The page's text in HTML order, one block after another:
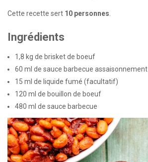
Cette recette sert 10 personnes
Ingrédients
1,8 kg de brisket de boeuf
60 ml de sauce barbecue assaisonnement
15 ml de liquide fumé (facultatif)
120 ml de bouillon de boeuf
480 ml de sauce barbecue